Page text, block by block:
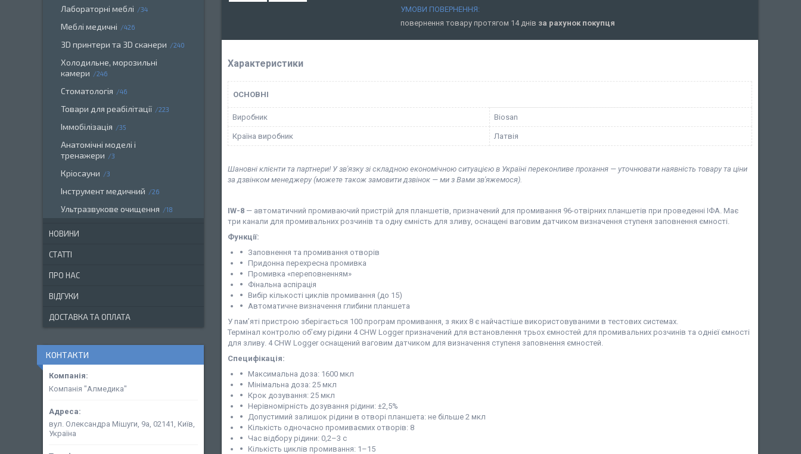
повернення товару протягом 14 днів за рахунок покупця
Характеристики
ОСНОВНІ
Виробник Biosan
Країна виробник Латвія
Шановні клієнти та партнери! У зв'язку зі складною економічною ситуацією в Україні переконливе прохання — уточнювати наявність товару та ціни
за дзвінком менеджеру (можете також замовити дзвінок — ми з Вами зв'яжемося).
IW-8 — автоматичний промиваючий пристрій для планшетів, призначений для промивання 96-отвірних планшетів при проведенні ІФА. Має
три канали для промивальних розчинів та одну ємність для зливу, оснащені ваговим датчиком визначення ступеня заповнення ємності.
Функції:
Заповнення та промивання отворів
Придонна перехресна промивка
Промивка «переповненням»
Фінальна аспірація
Вибір кількості циклів промивання (до 15)
Автоматичне визначення глибини планшета
У пам’яті пристрою зберігається 100 програм промивання, з яких 8 є найчастіше використовуваними в тестових системах.
Термінал контролю об’єму рідини 4 CHW Logger призначений для встановлення трьох ємностей для промивальних розчинів та однієї ємності
для зливу. 4 CHW Logger оснащений ваговим датчиком для визначення ступеня заповнення ємностей.
Специфікація:
Максимальна доза: 1600 мкл
Мінімальна доза: 25 мкл
Крок дозування: 25 мкл
Нерівномірність дозування рідини: ±2,5%
Допустимий залишок рідини в отворі планшета: не більше 2 мкл
Кількість одночасно промиваємих отворів: 8
Час відбору рідини: 0,2–3 с
Кількість циклів промивання: 1–15
Лабораторні меблі 34
Меблі медичні 426
3D принтери та 3D сканери 240
Холодильне, морозильні
камери
246
Стоматологія 46
Товари для реабілітації 223
Іммобілізація 35
Анатомічні моделі і
тренажери
3
Кріосауни 3
Інструмент медичний 26
Ультразвукове очищення 18
НОВИНИ
СТАТТІ
ПРО НАС
ВІДГУКИ
ДОСТАВКА ТА ОПЛАТА
КОНТАКТИ
Компанія "Алмедика"
вул. Олександра Мішуги, 9а, 02141, Київ,
Україна